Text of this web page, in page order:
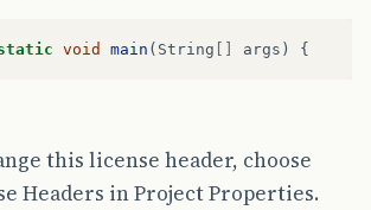
void main ( String args ) {
this license header, choose
Headers in Project Properties.